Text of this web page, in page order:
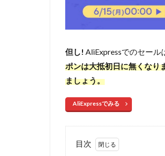
但し! AliExpressでのセール
ポンは大抵初日に無くなり
ましょう。
AliExpressでみる
目次